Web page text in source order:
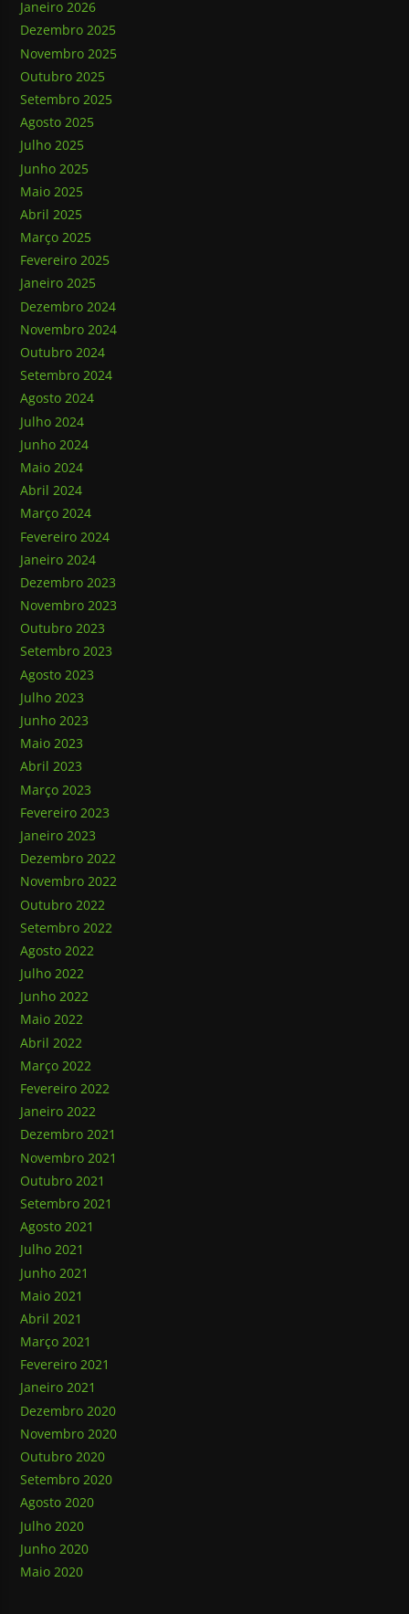
Janeiro 2026
Dezembro 2025
Novembro 2025
Outubro 2025
Setembro 2025
Agosto 2025
Julho 2025
Junho 2025
Maio 2025
Abril 2025
Março 2025
Fevereiro 2025
Janeiro 2025
Dezembro 2024
Novembro 2024
Outubro 2024
Setembro 2024
Agosto 2024
Julho 2024
Junho 2024
Maio 2024
Abril 2024
Março 2024
Fevereiro 2024
Janeiro 2024
Dezembro 2023
Novembro 2023
Outubro 2023
Setembro 2023
Agosto 2023
Julho 2023
Junho 2023
Maio 2023
Abril 2023
Março 2023
Fevereiro 2023
Janeiro 2023
Dezembro 2022
Novembro 2022
Outubro 2022
Setembro 2022
Agosto 2022
Julho 2022
Junho 2022
Maio 2022
Abril 2022
Março 2022
Fevereiro 2022
Janeiro 2022
Dezembro 2021
Novembro 2021
Outubro 2021
Setembro 2021
Agosto 2021
Julho 2021
Junho 2021
Maio 2021
Abril 2021
Março 2021
Fevereiro 2021
Janeiro 2021
Dezembro 2020
Novembro 2020
Outubro 2020
Setembro 2020
Agosto 2020
Julho 2020
Junho 2020
Maio 2020